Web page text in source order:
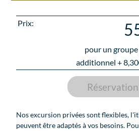
Nos excursion privées sont flexibles,
peuvent être adaptés à vos besoins.
Prix:
pour un groupe
additionnel +
Réservation